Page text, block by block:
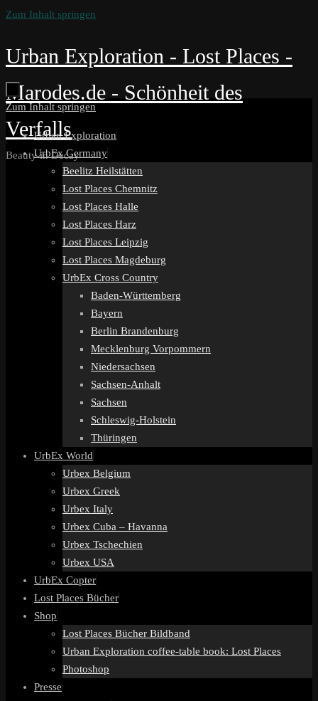
Zum Inhalt springen
Urban Exploration - Lost Places -
Marodes.de - Schönheit des
Verfalls
Beauty in Decay
Zum Inhalt springen
Urban Exploration
UrbEx Germany
Beelitz Heilstätten
Lost Places Chemnitz
Lost Places Halle
Lost Places Harz
Lost Places Leipzig
Lost Places Magdeburg
UrbEx Cross Country
Baden-Württemberg
Bayern
Berlin Brandenburg
Mecklenburg Vorpommern
Niedersachsen
Sachsen-Anhalt
Sachsen
Schleswig-Holstein
Thüringen
UrbEx World
Urbex Belgium
Urbex Greek
Urbex Italy
Urbex Cuba – Havanna
Urbex Tschechien
Urbex USA
UrbEx Copter
Lost Places Bücher
Shop
Lost Places Bücher Bildband
Urban Exploration coffee-table book: Lost Places
Photoshop
Presse